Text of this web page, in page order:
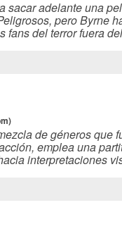
sacar adelante una
pero Byrne
fans del terror fuera
de géneros que
emplea una
interpretaciones